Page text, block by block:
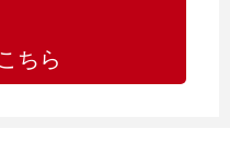
ちら